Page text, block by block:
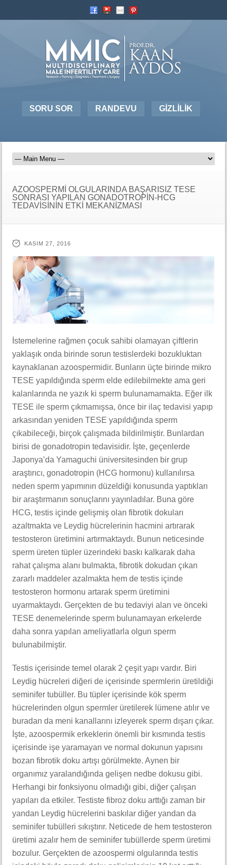
SORU SOR RANDEVU GİZLİLİK
AZOOSPERMİ OLGULARINDA BAŞARISIZ TESE
SONRASI YAPILAN GONADOTROPİN-HCG
TEDAVİSİNİN ETKİ MEKANİZMASI
KASIM 27, 2016
İstemelerine rağmen çocuk sahibi olamayan çiftlerin
yaklaşık onda birinde sorun testislerdeki bozukluktan
kaynaklanan azoospermidir. Bunların üçte birinde mikro
TESE yapıldığında sperm elde edilebilmekte ama geri
kalanlarında ne yazık ki sperm bulunamamakta. Eğer ilk
TESE ile sperm çıkmamışsa, önce bir ilaç tedavisi yapıp
arkasından yeniden TESE yapıldığında sperm
çıkabileceği, birçok çalışmada bildirilmiştir. Bunlardan
birisi de gonadotropin tedavisidir. İşte, geçenlerde
Japonya’da Yamaguchi üniversitesinden bir grup
araştırıcı, gonadotropin (HCG hormonu) kullanılırsa
neden sperm yapımının düzeldiği konusunda yaptıkları
bir araştırmanın sonuçlarını yayınladılar. Buna göre
HCG, testis içinde gelişmiş olan fibrotik dokuları
azaltmakta ve Leydig hücrelerinin hacmini artırarak
testosteron üretimini artırmaktaydı. Bunun neticesinde
sperm üreten tüpler üzerindeki baskı kalkarak daha
rahat çalışma alanı bulmakta, fibrotik dokudan çıkan
zararlı maddeler azalmakta hem de testis içinde
testosteron hormonu artarak sperm üretimini
uyarmaktaydı. Gerçekten de bu tedaviyi alan ve önceki
TESE denemelerinde sperm bulunamayan erkelerde
daha sonra yapılan ameliyatlarla olgun sperm
bulunabilmiştir.
Testis içerisinde temel olarak 2 çeşit yapı vardır. Biri
Leydig hücreleri diğeri de içerisinde spermlerin üretildiği
seminifer tubüller. Bu tüpler içerisinde kök sperm
hücrelerinden olgun spermler üretilerek lümene atılır ve
buradan da meni kanallarını izleyerek sperm dışarı çıkar.
İşte, azoospermik erkeklerin önemli bir kısmında testis
içerisinde işe yaramayan ve normal dokunun yapısını
bozan fibrotik doku artışı görülmekte. Aynen bir
organımız yaralandığında gelişen nedbe dokusu gibi.
Herhangi bir fonksiyonu olmadığı gibi, diğer çalışan
yapıları da etkiler. Testiste fibroz doku arttığı zaman bir
yandan Leydig hücrelerini baskılar diğer yandan da
seminifer tubülleri sıkıştırır. Neticede de hem testosteron
üretimi azalır hem de seminifer tubüllerde sperm üretimi
bozulur. Gerçekten de azoospermi olgularında testis